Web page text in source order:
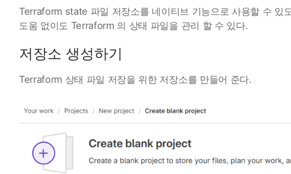
Terraform state 파일 저장소를 네이티브 기능으로 사용할 수 있
도움 없이도 Terraform 의 상태 파일을 관리 할 수 있다.
저장소 생성하기
Terraform 상태 파일 저장을 위한 저장소를 만들어 준다.